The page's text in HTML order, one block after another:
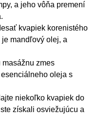
a jeho vôňa premení
kvapiek korenistého
mandľový olej, a
masážnu zmes
oleja s
niekoľko kvapiek do
získali osviežujúcu a